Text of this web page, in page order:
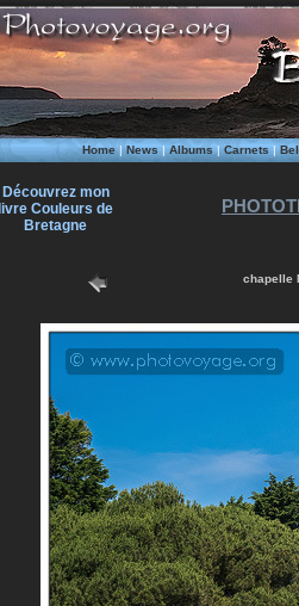
Home|News| Albums| Carnets|
Découvrez mon
livre Couleurs de
Bretagne
chapelle